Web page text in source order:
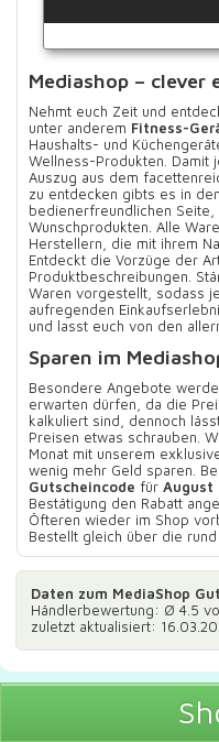
Mediashop – clever
Nehmt euch Zeit und
unter anderem Fitness-
Haushalts- und
Wellness-Produkten. Damit
Auszug aus dem
zu entdecken gibts es in
bedienerfreundlichen
Wunschprodukten. Alle
Herstellern, die mit ihrem
Entdeckt die Vorzüge der
Produktbeschreibungen.
Waren vorgestellt, sodass
aufregenden
und lasst euch von den
Sparen im
Besondere Angebote
erwarten dürfen, da die
kalkuliert sind, dennoch
Preisen etwas schrauben.
Monat mit unserem
wenig mehr Geld sparen.
Gutscheincode für August
Bestätigung den Rabatt
Öfteren wieder im Shop
Bestellt gleich über die
Daten zum MediaShop
Händlerbewertung: Ø 4.5
zuletzt aktualisiert: